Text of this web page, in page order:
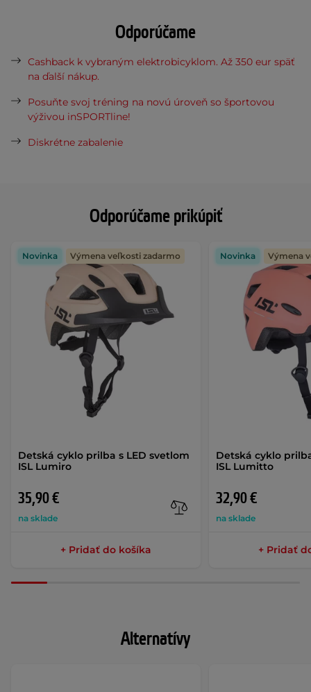
Odporúčame prikúpiť
Detská cyklo prilba s LED svetlom
ISL Lumiro
35,90 €
na sklade
Novinka Výmena veľkosti zadarmo
+ Pridať do košíka
Detská cyklo
ISL Lumitto
32,90 €
na sklade
Novinka Výmena
+ Pridať
Odporúčame
Cashback k vybraným elektrobicyklom. Až 350 eur späť
na ďalší nákup.
Posuňte svoj tréning na novú úroveň so športovou
výživou inSPORTline!
Diskrétne zabalenie
Alternatívy